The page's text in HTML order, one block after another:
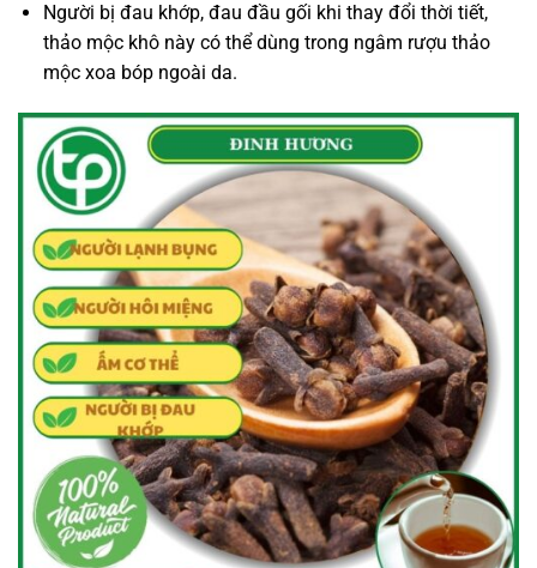
Người bị đau khớp, đau đầu gối khi thay đổi thời tiết,
thảo mộc khô này có thể dùng trong ngâm rượu thảo
mộc xoa bóp ngoài da.